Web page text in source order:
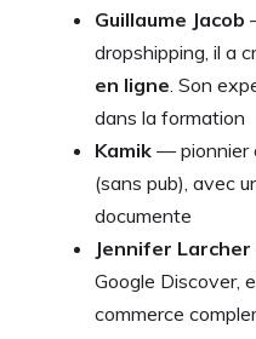
Guillaume Jacob
dropshipping, il a
en ligne . Son
dans la formation
Kamik — pionnier
(sans pub), avec
documente
Jennifer Larcher
Google Discover,
commerce